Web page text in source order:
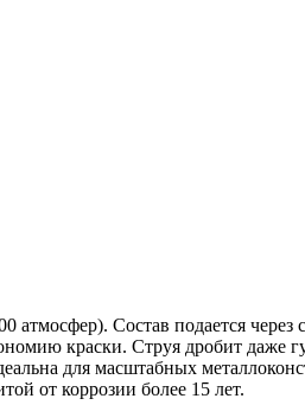
Состав подается через
краски. Струя дробит даже
для масштабных
от коррозии более 15 лет.